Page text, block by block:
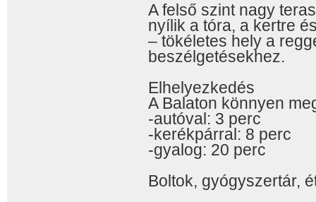
A felső szint nagy
nyílik a tóra, a kertre
– tökéletes hely a
beszélgetésekhez.
Elhelyezkedés
A Balaton könnyen
-autóval: 3 perc
-kerékpárral: 8 perc
-gyalog: 20 perc
Boltok, gyógyszertár,